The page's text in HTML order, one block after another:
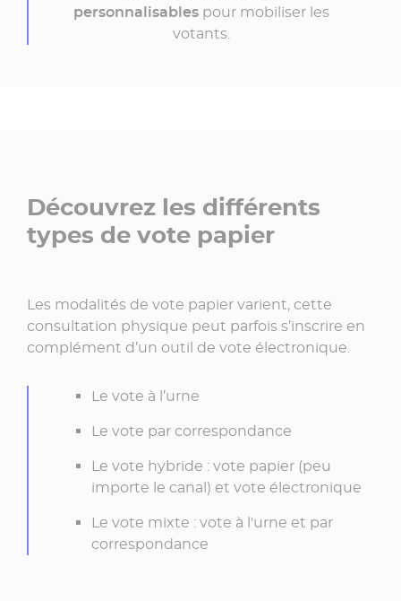
personnalisables pour mobiliser les
votants.
Découvrez les différents
types de vote papier
Les modalités de vote papier varient, cette
consultation physique peut parfois s’inscrire en
complément d’un outil de vote électronique.
Le vote à l’urne
Le vote par correspondance
Le vote hybride : vote papier (peu
importe le canal) et vote électronique
Le vote mixte : vote à l'urne et par
correspondance